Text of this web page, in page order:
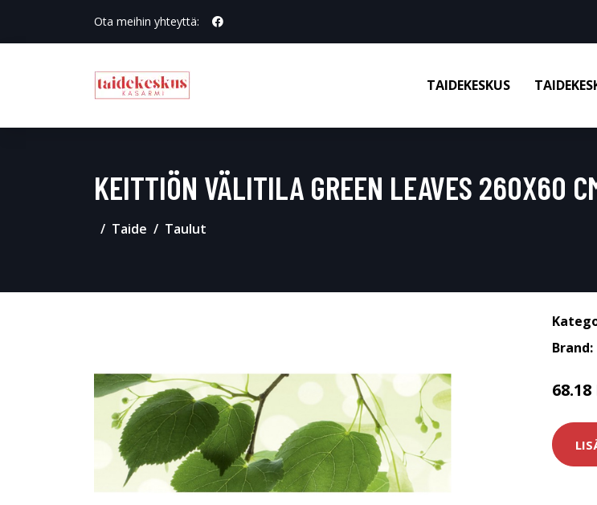
Ota meihin yhteyttä:
TAIDEKESKUS
KEITTIÖN VÄLITILA GREEN LEAVES 260X60
Taide Taulut
Brand:
68.18